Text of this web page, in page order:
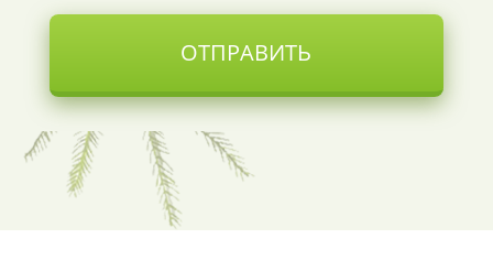
ОТПРАВИТЬ